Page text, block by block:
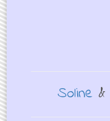
Soline &